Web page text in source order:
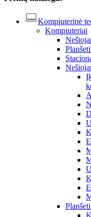
Kompiuterinė
Kompiuteriai